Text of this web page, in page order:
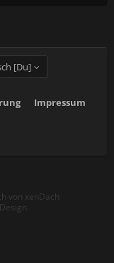
[Du]
Impressum
von xenDach
.